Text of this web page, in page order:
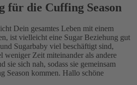
für die Cuffing Season
Dein gesamtes Leben mit einem
ist vielleicht eine Sugar Beziehung gut
Sugarbaby viel beschäftigt sind,
weniger Zeit miteinander als andere
sie sich nah, sodass sie gemeinsam
Season kommen. Hallo schöne